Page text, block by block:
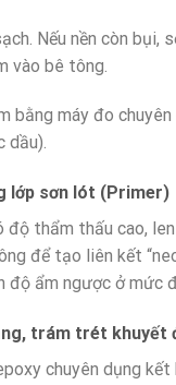
Nếu nền còn bụi,
vào bê tông.
bằng máy đo
dầu).
lớp sơn lót (Primer)
độ thẩm thấu cao,
để tạo liên kết
độ ẩm ngược ở mức
trám trét khuyết
chuyên dụng